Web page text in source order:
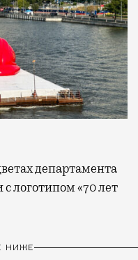
департамента
логотипом «70 лет
НИЖЕ